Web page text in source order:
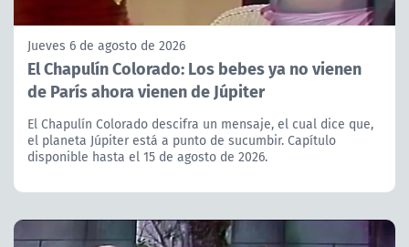
Jueves 6 de agosto de 2026
El Chapulín Colorado: Los bebes ya no vienen
de París ahora vienen de Júpiter
El Chapulín Colorado descifra un mensaje, el cual dice que,
el planeta Júpiter está a punto de sucumbir. Capítulo
disponible hasta el 15 de agosto de 2026.